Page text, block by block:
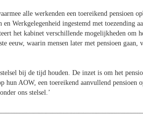
alle werkenden een toereikend pensioen
Werkgelegenheid ingestemd met toezending
het kabinet verschillende mogelijkheden om
eeuw, waarin mensen later met pensioen gaan,
bij de tijd houden. De inzet is om het
hun AOW, een toereikend aanvullend
ons stelsel.’